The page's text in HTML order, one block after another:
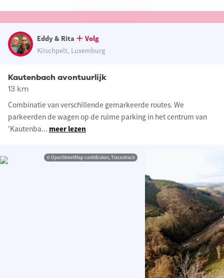
Eddy & Rita
Volg
Kiischpelt, Luxemburg
Kautenbach avontuurlijk
13 km
Combinatie van verschillende gemarkeerde routes. We
parkeerden de wagen op de ruime parking in het centrum van
'Kautenba... meer lezen
© OpenStreetMap contributors, Tracestrack